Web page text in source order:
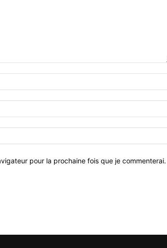
pour la prochaine fois que je commenterai.